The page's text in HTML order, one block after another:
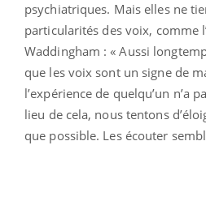
psychiatriques. Mais elles ne
particularités des voix, comme
Waddingham : « Aussi
que les voix sont un signe de
l’expérience de quelqu’un n’a
lieu de cela, nous tentons
que possible. Les écouter